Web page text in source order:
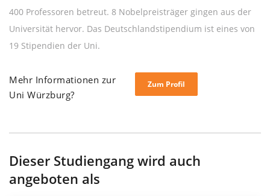
400 Professoren betreut. 8 Nobelpreisträger gingen aus der
Universität hervor. Das Deutschlandstipendium ist eines von
19 Stipendien der Uni.
Mehr Informationen zur
Uni Würzburg?
Zum Profil
Dieser Studiengang wird auch
angeboten als